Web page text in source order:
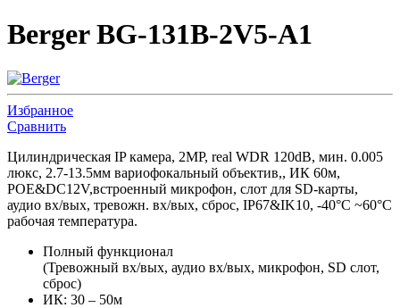
Berger BG-131B-2V5-A1
Избранное
Сравнить
Цилиндрическая IP камера, 2MP, real WDR 120dB, мин. 0.005
люкс, 2.7-13.5мм вариофокальный объектив,, ИК 60м,
POE&DC12V,встроенный микрофон, слот для SD-карты,
аудио вх/вых, тревожн. вх/вых, сброс, IP67&IK10, -40°C ~60°C
рабочая температура.
Полный функционал
(Тревожный вх/вых, аудио вх/вых, микрофон, SD слот,
сброс)
ИК: 30 – 50м